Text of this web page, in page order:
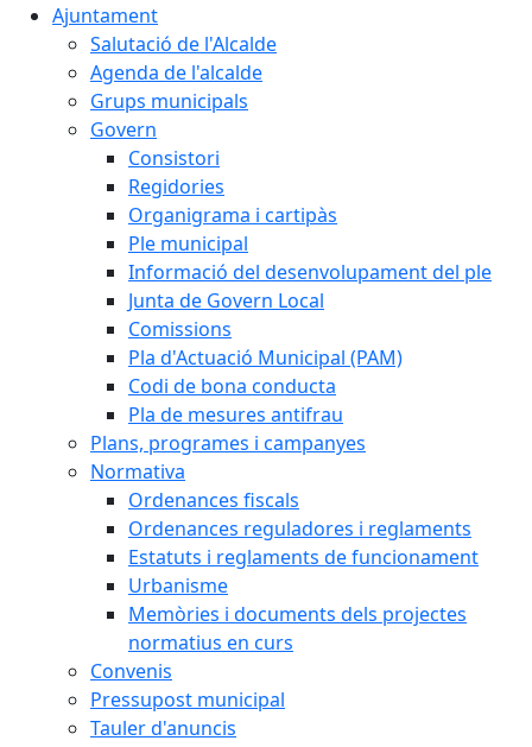
Ajuntament
Salutació de l'Alcalde
Agenda de l'alcalde
Grups municipals
Govern
Consistori
Regidories
Organigrama i cartipàs
Ple municipal
Informació del desenvolupament del ple
Junta de Govern Local
Comissions
Pla d'Actuació Municipal (PAM)
Codi de bona conducta
Pla de mesures antifrau
Plans, programes i campanyes
Normativa
Ordenances fiscals
Ordenances reguladores i reglaments
Estatuts i reglaments de funcionament
Urbanisme
Memòries i documents dels projectes
normatius en curs
Convenis
Pressupost municipal
Tauler d'anuncis